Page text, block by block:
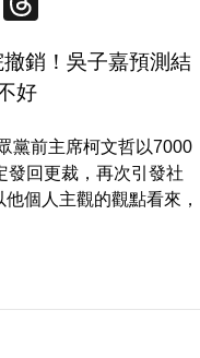
銷！吳子嘉預測結
好
黨前主席柯文哲以7000
發回更裁，再次引發社
個人主觀的觀點看來，